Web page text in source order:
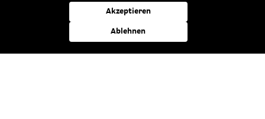
gratis und unverbindlich
jederzeit abbestellbar
* Rabatt nicht auszahlbar, einlösbar ab 20,-€ Warenwert
Akzeptieren
Ablehnen